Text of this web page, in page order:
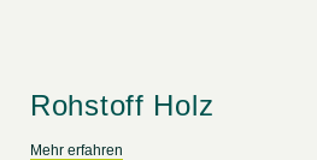
Rohstoff Holz
Mehr erfahren